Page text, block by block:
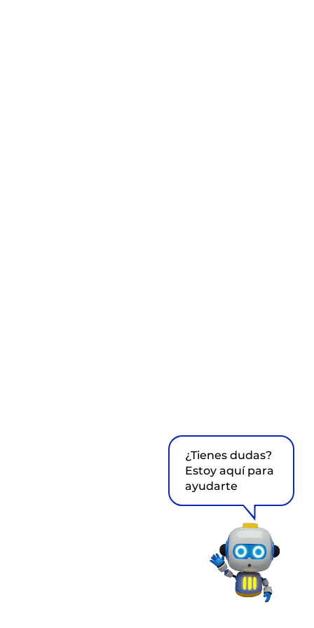
¿Tienes dudas?
Estoy aquí para
ayudarte